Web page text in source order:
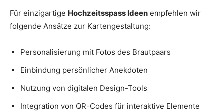
Für einzigartige Hochzeitsspass Ideen empfehlen wir
folgende Ansätze zur Kartengestaltung:
Personalisierung mit Fotos des Brautpaars
Einbindung persönlicher Anekdoten
Nutzung von digitalen Design-Tools
Integration von QR-Codes für interaktive Elemente